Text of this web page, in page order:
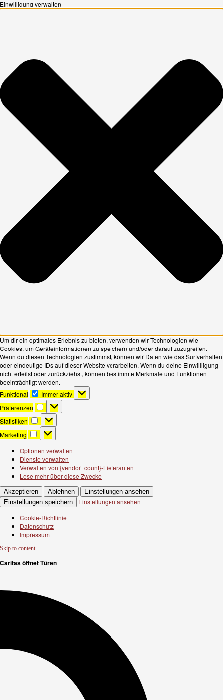
Einwilligung verwalten
Um dir ein optimales Erlebnis zu bieten, verwenden wir Technologien wie
Cookies, um Geräteinformationen zu speichern und/oder darauf zuzugreifen.
Wenn du diesen Technologien zustimmst, können wir Daten wie das Surfverhalten
oder eindeutige IDs auf dieser Website verarbeiten. Wenn du deine Einwillligung
nicht erteilst oder zurückziehst, können bestimmte Merkmale und Funktionen
beeinträchtigt werden.
Funktional
Funktional
Immer aktiv
Präferenzen
Präferenzen
Statistiken Statistiken
Marketing Marketing
Optionen verwalten
Dienste verwalten
Verwalten von {vendor_count}-Lieferanten
Lese mehr über diese Zwecke
Akzeptieren Ablehnen
Einstellungen ansehen
Einstellungen speichern
Einstellungen ansehen
Cookie-Richtlinie
Datenschutz
Impressum
Skip to content
Caritas öffnet Türen